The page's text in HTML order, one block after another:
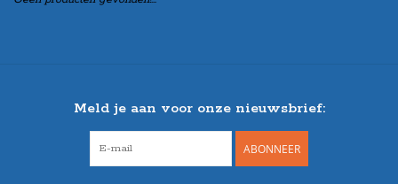
Meld je aan voor onze nieuwsbrief:
ABONNEER